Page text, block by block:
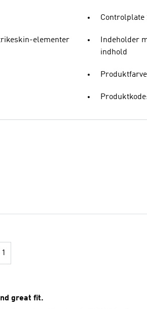
elementer
Controlplate
Indeholder
indhold
1
great fit.